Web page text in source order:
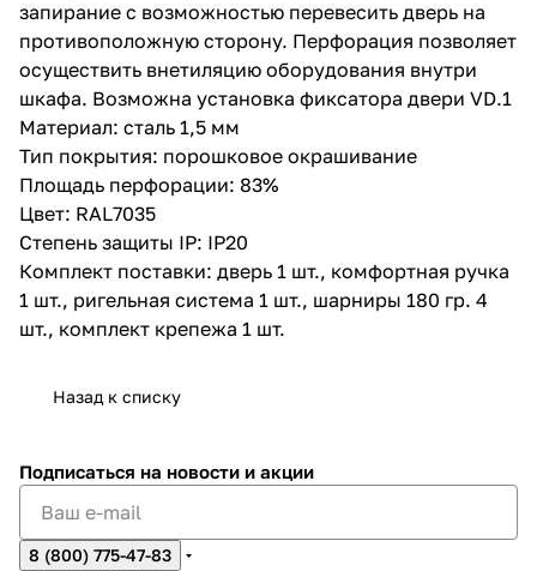
запирание с возможностью перевесить дверь на
противоположную сторону. Перфорация позволяет
осуществить внетиляцию оборудования внутри
шкафа. Возможна установка фиксатора двери VD.1
Материал: сталь 1,5 мм
Тип покрытия: порошковое окрашивание
Площадь перфорации: 83%
Цвет: RAL7035
Степень защиты IP: IP20
Комплект поставки: дверь 1 шт., комфортная ручка
1 шт., ригельная система 1 шт., шарниры 180 гр. 4
шт., комплект крепежа 1 шт.
Назад к списку
Подписаться на новости и акции
8 (800) 775-47-83